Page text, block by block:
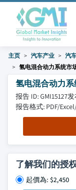
主页 汽车产业 汽
氢电混合动力系统市
氢电混合动力系
报告 ID: GMI15127发
报告格式: PDF/
了解我们的授
起價為: $2,450